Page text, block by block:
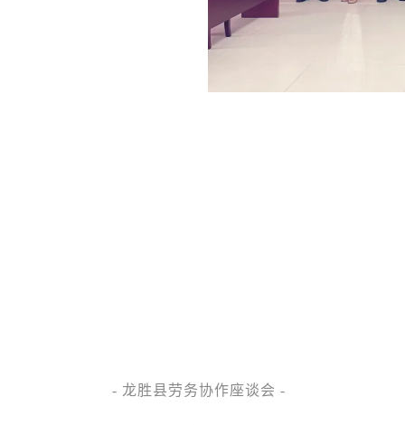
- 龙胜县劳务协作座谈会 -